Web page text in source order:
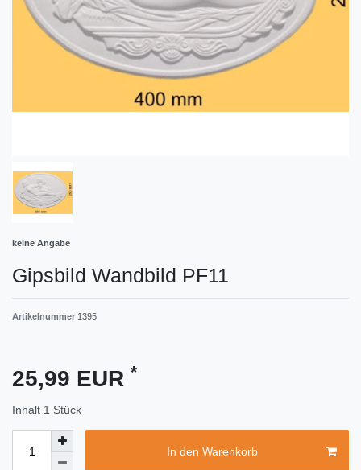
keine Angabe
Gipsbild Wandbild PF11
Artikelnummer 1395
25,99 EUR *
Inhalt 1 Stück
In den Warenkorb